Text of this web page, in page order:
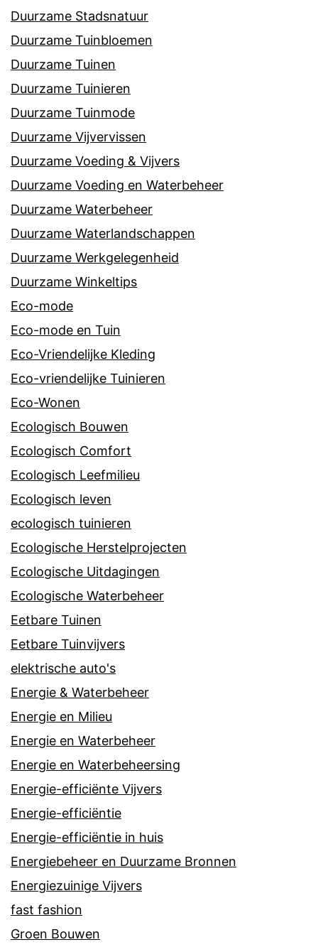
Duurzame Stadsnatuur
Duurzame Tuinbloemen
Duurzame Tuinen
Duurzame Tuinieren
Duurzame Tuinmode
Duurzame Vijvervissen
Duurzame Voeding & Vijvers
Duurzame Voeding en Waterbeheer
Duurzame Waterbeheer
Duurzame Waterlandschappen
Duurzame Werkgelegenheid
Duurzame Winkeltips
Eco-mode
Eco-mode en Tuin
Eco-Vriendelijke Kleding
Eco-vriendelijke Tuinieren
Eco-Wonen
Ecologisch Bouwen
Ecologisch Comfort
Ecologisch Leefmilieu
Ecologisch leven
ecologisch tuinieren
Ecologische Herstelprojecten
Ecologische Uitdagingen
Ecologische Waterbeheer
Eetbare Tuinen
Eetbare Tuinvijvers
elektrische auto's
Energie & Waterbeheer
Energie en Milieu
Energie en Waterbeheer
Energie en Waterbeheersing
Energie-efficiënte Vijvers
Energie-efficiëntie
Energie-efficiëntie in huis
Energiebeheer en Duurzame Bronnen
Energiezuinige Vijvers
fast fashion
Groen Bouwen